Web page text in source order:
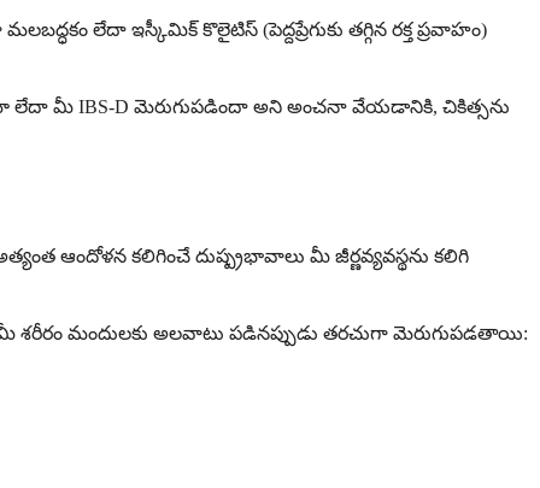
లేదా ఇస్కీమిక్ కొలైటిస్ (పెద్దప్రేగుకు తగ్గిన రక్త ప్రవాహం)
లేదా మీ IBS-D మెరుగుపడిందా అని అంచనా వేయడానికి, చికిత్సను
ఆందోళన కలిగించే దుష్ప్రభావాలు మీ జీర్ణవ్యవస్థను కలిగి
మందులకు అలవాటు పడినప్పుడు తరచుగా మెరుగుపడతాయి: